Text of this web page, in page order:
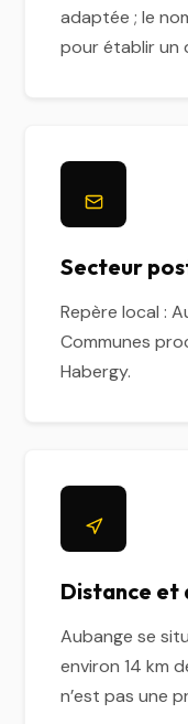
adaptée ; le
pour établir un
Secteur
Repère local :
Communes
Habergy.
Distance et
Aubange se
environ 14 km
n’est pas une